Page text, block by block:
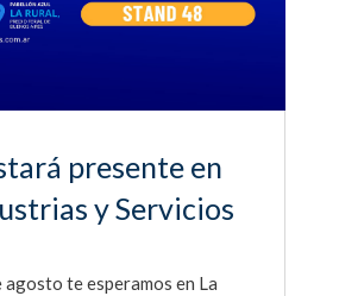
presente en
y Servicios
agosto te esperamos en La